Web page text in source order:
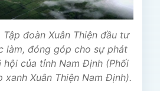
đoàn Xuân Thiện đầu tư
làm, đóng góp cho sự phát
hội của tỉnh Nam Định (Phối
xanh Xuân Thiện Nam Định).